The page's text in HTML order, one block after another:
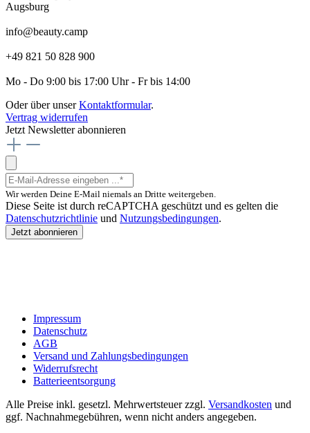
Augsburg
info@beauty.camp
+49 821 50 828 900
Mo - Do 9:00 bis 17:00 Uhr - Fr bis 14:00
Oder über unserKontaktformular.
Vertrag widerrufen
Jetzt Newsletter abonnieren
Wir werden Deine E-Mail niemals an Dritte weitergeben.
Diese Seite ist durch reCAPTCHA geschützt und es gelten die
Datenschutzrichtlinie und Nutzungsbedingungen.
Jetzt abonnieren
Impressum
Datenschutz
AGB
Versand und Zahlungsbedingungen
Widerrufsrecht
Batterieentsorgung
Alle Preise inkl. gesetzl. Mehrwertsteuer zzgl. Versandkosten und
ggf. Nachnahmegebühren, wenn nicht anders angegeben.